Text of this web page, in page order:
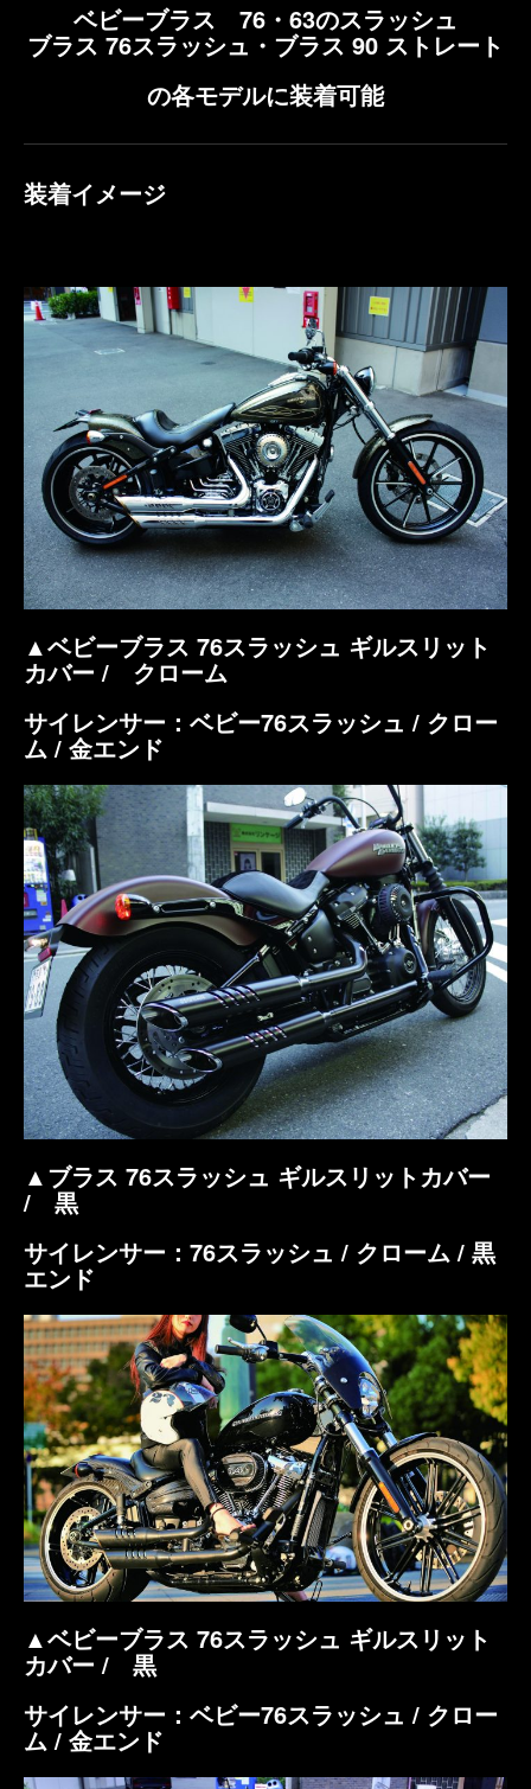
ベビーブラス 76・63のスラッシュ
ブラス 76スラッシュ・ブラス 90 ストレート
の各モデルに装着可能
装着イメージ
▲ベビーブラス 76スラッシュ ギルスリット
カバー / クローム
サイレンサー：ベビー76スラッシュ / クロー
ム / 金エンド
▲ブラス 76スラッシュ ギルスリットカバー
/ 黒
サイレンサー：76スラッシュ / クローム / 黒
エンド
▲ベビーブラス 76スラッシュ ギルスリット
カバー / 黒
サイレンサー：ベビー76スラッシュ / クロー
ム / 金エンド